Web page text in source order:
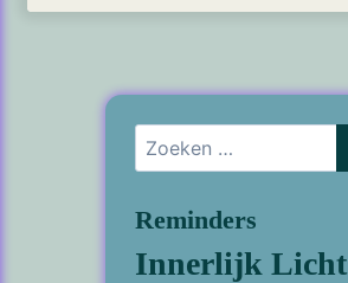
Zoeken
naar:
Reminders
Innerlijk Licht